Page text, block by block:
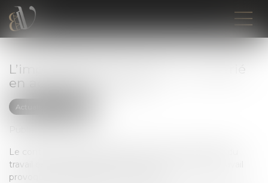
L’impossibilité de licencier un salarié
en accident du travail
Actualités du cabinet
Le contrat de travail du salarié victime d'un accident du
travail est suspendu pendant la durée de l'arrêt de travail
provoqué par l'accident ou la maladie.